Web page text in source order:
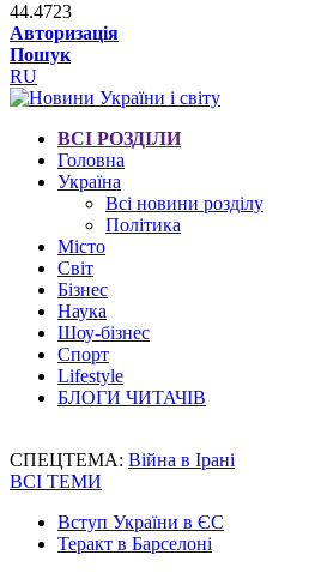
44.4723
Авторизація
Пошук
RU
ВСІ РОЗДІЛИ
Головна
Україна
Всі новини розділу
Політика
Місто
Світ
Бізнес
Наука
Шоу-бізнес
Спорт
Lifestyle
БЛОГИ ЧИТАЧІВ
СПЕЦТЕМА: Війна в Ірані
ВСІ ТЕМИ
Вступ України в ЄС
Теракт в Барселоні